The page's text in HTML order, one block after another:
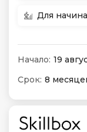
Для
Начало: 19
Срок: 8